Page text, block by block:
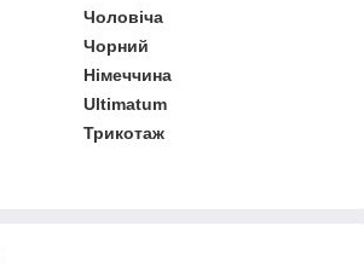
Чоловіча
Чорний
Німеччина
Ultimatum
Трикотаж